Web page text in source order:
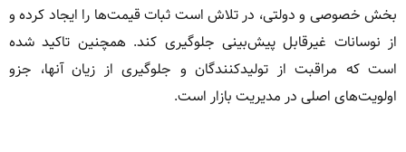
بخش خصوصی و دولتی، در تلاش است ثبات قیمت‌ها را ایجاد کرده و
از نوسانات غیرقابل پیش‌بینی جلوگیری کند. همچنین تاکید شده
است که مراقبت از تولیدکنندگان و جلوگیری از زیان آنها، جزو
اولویت‌های اصلی در مدیریت بازار است.